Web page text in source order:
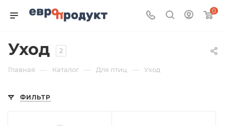
0
Уход 2
Главная — Каталог — Для птиц — Уход
ФИЛЬТР